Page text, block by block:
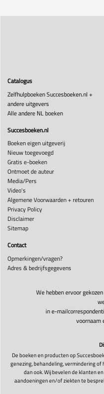
Catalogus
Zelfhulpboeken Succesboeken.nl +
andere uitgevers
Alle andere NL boeken
Succesboeken.nl
Boeken eigen uitgeverij
Nieuw toegevoegd
Gratis e-boeken
Ontmoet de auteur
Media/Pers
Video's
Algemene Voorwaarden + retouren
Privacy Policy
Disclaimer
Sitemap
Contact
Opmerkingen/vragen?
Adres & bedrijfsgegevens
We hebben ervoor
in e-
voornaam
De boeken en producten op
genezing, behandeling, vermindering
dan ook. Wij bevelen de klanten
aandoeningen en/of ziekten te